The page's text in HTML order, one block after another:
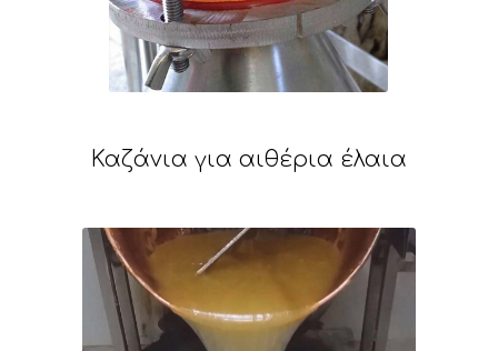
Καζάνια για αιθέρια έλαια